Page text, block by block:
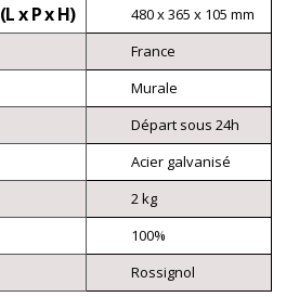
x P x H) 480 x 365 x 105 mm
France
Murale
Départ sous 24h
Acier galvanisé
2 kg
100%
Rossignol